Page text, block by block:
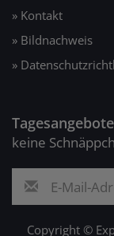
» Kontakt
» Bildnachweis
»
Tagesangebote
keine
Copyright ©